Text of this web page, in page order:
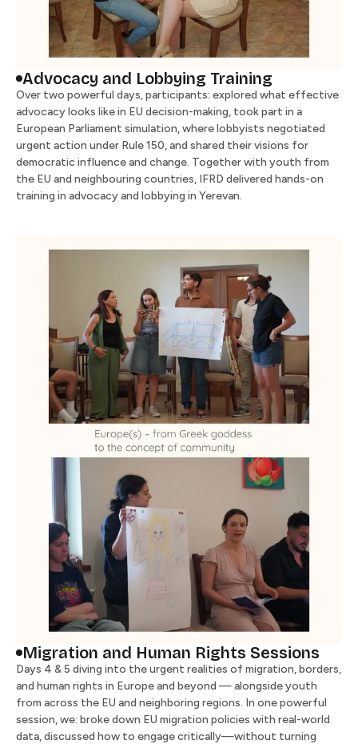
Advocacy and Lobbying Training​​​​‌ ‍ ​‍​‍‌‍ ‌ ​‍‌‍‍‌‌‍‌ ‌‍‍‌‌‍ ‍​‍​‍​ ‍‍​‍​‍‌ ​ ‌‍​‌‌‍ ‍‌‍‍‌‌ ‌​‌ ‍‌​‍ ‍‌‍‍‌‌‍ ​‍​‍​‍ ​​‍​‍‌‍‍​‌ ​‍‌‍‌‌‌‍‌‍​‍​‍​ ‍‍​‍​‍​‍ ‌ ​ ‌ ‌​‌ ‌‌‌‍‌​‌‍‍‌‌‍ ​‍ ‌‍‍‌‌‍ ‍‌ ‌​‌‍‌‌‌‍ ‍‌ ‌​​‍ ‌‍‌‌‌‍‌​‌‍‍‌‌ ‌​​‍ ‌‍ ‌‌‍ ‌‍‌​‌‍‌‌​ ‌‌ ​​‌ ​‍‌‍‌‌‌ ​ ‌‍‌‌‌‍ ‍‌ ‌​‌‍​‌‌ ‌​‌‍‍‌‌‍ ‌‍ ‍​ ‍ ‌‍‍‌‌‍‌​​ ‌‌‍‌‌‌‍​‍​ ​‌​ ‌​​ ‌ ​ ‌ ​ ​​‌‍‌‍​‍ ‌‌‍​‍​ ​​​ ‌‍​ ​‌​‍ ‌​ ‌​‌‍‌‌​ ​​‌‍‌‍​‍ ‌​ ‍‌​ ​​​ ‌‌​ ​ ​‍ ‌​ ‌​​ ‌‍‌‍​‌​ ​‌‌‍‌​‌‍‌‍​ ‌ ​ ​‌‌‍‌‌‌‍​ ‌‍‌‍‌‍​ ​ ‍ ‌ ‌​‌ ‍‌‌ ​​‌‍‌‌​ ‌‌ ​​‌ ​‍‌‍ ‌‍‍‍‌‍‌‌‌‍​ ‌ ‌​​ ‍ ‌ ​​‌‍​‌‌ ‌​‌‍‍​​ ‌‌‍‍ ‌‍‌‌‌ ‍‌‌​​‌‌‍​ ‌ ‌​‌‍‍‌‌ ‌‍‌‍‍‌‌ ‌​‌‍‍‌‌‍‌‌‌ ​ ​‍‌‌​ ‌‌‌​​‍‌‌ ‌‍‍ ‌‍‌‌‌ ‍‌​‍‌‌​ ​ ‌​‌​​‍‌‌​ ​ ‌​‌​​‍‌‌​ ​‍​ ​‍‌‍‌‌​ ​‍‌‍‌‌​ ‌‍​ ​‌​ ‍‌​ ‌ ‌‍​ ​ ‍​‌‍​ ​ ​‍​ ‍‌​‍‌‌​ ​‍​ ​‍​‍‌‌​ ‌‌‌​‌​​‍ ‍‌ ‌​‌‍‍‌‌ ‌​‌‍ ​‌‍‌‌​ ‌‍​‍‌‍​‌‌ ​ ‌‍‌‌‌‌‌‌‌ ​‍‌‍ ​​ ‌​‍‌‌​ ​‍‌​‌‍‌ ​ ‌ ‌​‌ ‌‌‌‍‌​‌‍‍‌‌‍ ​‍‌‍‌‍‍‌‌‍‌​​ ‌‌‍‌‌‌‍​‍​ ​‌​ ‌​​ ‌ ​ ‌ ​ ​​‌‍‌‍​‍ ‌‌‍​‍​ ​​​ ‌‍​ ​‌​‍ ‌​ ‌​‌‍‌‌​ ​​‌‍‌‍​‍ ‌​ ‍‌​ ​​​ ‌‌​ ​ ​‍ ‌​ ‌​​ ‌‍‌‍​‌​ ​‌‌‍‌​‌‍‌‍​ ‌ ​ ​‌‌‍‌‌‌‍​ ‌‍‌‍‌‍​ ​‍‌‍‌ ‌​‌ ‍‌‌ ​​‌‍‌‌​ ‌‌ ​​‌ ​‍‌‍ ‌‍‍‍‌‍‌‌‌‍​ ‌ ‌​​‍‌‍‌ ​​‌‍​‌‌ ‌​‌‍‍​​ ‌‌‍‍ ‌‍‌‌‌ ‍‌‌​​‌‌‍​ ‌ ‌​‌‍‍‌‌ ‌‍‌‍‍‌‌ ‌​‌‍‍‌‌‍‌‌‌ ​ ​‍‌‌​ ‌‌‌​​‍‌‌ ‌‍‍ ‌‍‌‌‌ ‍‌​‍‌‌​ ​ ‌​‌​​‍‌‌​ ​ ‌​‌​​‍‌‌​ ​‍​ ​‍‌‍‌‌​ ​‍‌‍‌‌​ ‌‍​ ​‌​ ‍‌​ ‌ ‌‍​ ​ ‍​‌‍​ ​ ​‍​ ‍‌​‍‌‌​ ​‍​ ​‍​‍‌‌​ ‌‌‌​‌​​‍ ‍‌ ‌​‌‍‍‌‌ ‌​‌‍ ​‌‍‌‌​‍‌‍‌ ​​‌‍‌‌‌ ​‍‌ ​ ‌ ​​‌‍‌‌‌‍​ ‌ ‌​‌‍‍‌‌ ‌‍‌‍‌‌​ ‌‌ ​​‌ ‌‌‌‍​‍‌‍ ​‌‍‍‌‌ ​ ‌‍‍​‌‍‌‌‌‍‌​​‍​‍‌ ‌
Over two powerful days, participants: explored what effective
advocacy looks like in EU decision-making, took part in a
European Parliament simulation, where lobbyists negotiated
urgent action under Rule 150, and shared their visions for
democratic influence and change. Together with youth from
the EU and neighbouring countries, IFRD delivered hands-on
training in advocacy and lobbying in Yerevan. ​​​​‌ ‍ ​‍​‍‌‍ ‌ ​‍‌‍‍‌‌‍‌ ‌‍‍‌‌‍ ‍​‍​‍​ ‍‍​‍​‍‌ ​ ‌‍​‌‌‍ ‍‌‍‍‌‌ ‌​‌ ‍‌​‍ ‍‌‍‍‌‌‍ ​‍​‍​‍ ​​‍​‍‌‍‍​‌ ​‍‌‍‌‌‌‍‌‍​‍​‍​ ‍‍​‍​‍​‍ ‌ ​ ‌ ‌​‌ ‌‌‌‍‌​‌‍‍‌‌‍ ​‍ ‌‍‍‌‌‍ ‍‌ ‌​‌‍‌‌‌‍ ‍‌ ‌​​‍ ‌‍‌‌‌‍‌​‌‍‍‌‌ ‌​​‍ ‌‍ ‌‌‍ ‌‍‌​‌‍‌‌​ ‌‌ ​​‌ ​‍‌‍‌‌‌ ​ ‌‍‌‌‌‍ ‍‌ ‌​‌‍​‌‌ ‌​‌‍‍‌‌‍ ‌‍ ‍​ ‍ ‌‍‍‌‌‍‌​​ ‌‌‍‌‌‌‍​‍​ ​‌​ ‌​​ ‌ ​ ‌ ​ ​​‌‍‌‍​‍ ‌‌‍​‍​ ​​​ ‌‍​ ​‌​‍ ‌​ ‌​‌‍‌‌​ ​​‌‍‌‍​‍ ‌​ ‍‌​ ​​​ ‌‌​ ​ ​‍ ‌​ ‌​​ ‌‍‌‍​‌​ ​‌‌‍‌​‌‍‌‍​ ‌ ​ ​‌‌‍‌‌‌‍​ ‌‍‌‍‌‍​ ​ ‍ ‌ ‌​‌ ‍‌‌ ​​‌‍‌‌​ ‌‌ ​​‌ ​‍‌‍ ‌‍‍‍‌‍‌‌‌‍​ ‌ ‌​​ ‍ ‌ ​​‌‍​‌‌ ‌​‌‍‍​​ ‌‌‍‍ ‌‍‌‌‌ ‍‌‌​​‌‌‍​ ‌ ‌​‌‍‍‌‌ ‌‍‌‍‍‌‌ ‌​‌‍‍‌‌‍‌‌‌ ​ ​‍‌‌​ ‌‌‌​​‍‌‌ ‌‍‍ ‌‍‌‌‌ ‍‌​‍‌‌​ ​ ‌​‌​​‍‌‌​ ​ ‌​‌​​‍‌‌​ ​‍​ ​‍‌‍‌‌​ ​‍‌‍‌‌​ ‌‍​ ​‌​ ‍‌​ ‌ ‌‍​ ​ ‍​‌‍​ ​ ​‍​ ‍‌​‍‌‌​ ​‍​ ​‍​‍‌‌​ ‌‌‌​‌​​‍ ‍‌‍‌​‌‍‌‌‌ ​ ‌‍​ ‌ ​‍‌‍‍‌‌ ​​‌ ‌​‌‍‍‌‌‍ ‌‍ ‍​ ‌‍​‍‌‍​‌‌ ​ ‌‍‌‌‌‌‌‌‌ ​‍‌‍ ​​ ‌​‍‌‌​ ​‍‌​‌‍‌ ​ ‌ ‌​‌ ‌‌‌‍‌​‌‍‍‌‌‍ ​‍‌‍‌‍‍‌‌‍‌​​ ‌‌‍‌‌‌‍​‍​ ​‌​ ‌​​ ‌ ​ ‌ ​ ​​‌‍‌‍​‍ ‌‌‍​‍​ ​​​ ‌‍​ ​‌​‍ ‌​ ‌​‌‍‌‌​ ​​‌‍‌‍​‍ ‌​ ‍‌​ ​​​ ‌‌​ ​ ​‍ ‌​ ‌​​ ‌‍‌‍​‌​ ​‌‌‍‌​‌‍‌‍​ ‌ ​ ​‌‌‍‌‌‌‍​ ‌‍‌‍‌‍​ ​‍‌‍‌ ‌​‌ ‍‌‌ ​​‌‍‌‌​ ‌‌ ​​‌ ​‍‌‍ ‌‍‍‍‌‍‌‌‌‍​ ‌ ‌​​‍‌‍‌ ​​‌‍​‌‌ ‌​‌‍‍​​ ‌‌‍‍ ‌‍‌‌‌ ‍‌‌​​‌‌‍​ ‌ ‌​‌‍‍‌‌ ‌‍‌‍‍‌‌ ‌​‌‍‍‌‌‍‌‌‌ ​ ​‍‌‌​ ‌‌‌​​‍‌‌ ‌‍‍ ‌‍‌‌‌ ‍‌​‍‌‌​ ​ ‌​‌​​‍‌‌​ ​ ‌​‌​​‍‌‌​ ​‍​ ​‍‌‍‌‌​ ​‍‌‍‌‌​ ‌‍​ ​‌​ ‍‌​ ‌ ‌‍​ ​ ‍​‌‍​ ​ ​‍​ ‍‌​‍‌‌​ ​‍​ ​‍​‍‌‌​ ‌‌‌​‌​​‍ ‍‌‍‌​‌‍‌‌‌ ​ ‌‍​ ‌ ​‍‌‍‍‌‌ ​​‌ ‌​‌‍‍‌‌‍ ‌‍ ‍​‍‌‍‌ ​​‌‍‌‌‌ ​‍‌ ​ ‌ ​​‌‍‌‌‌‍​ ‌ ‌​‌‍‍‌‌ ‌‍‌‍‌‌​ ‌‌ ​​‌ ‌‌‌‍​‍‌‍ ​‌‍‍‌‌ ​ ‌‍‍​‌‍‌‌‌‍‌​​‍​‍‌ ‌
Migration and Human Rights Sessions​​​​‌ ‍ ​‍​‍‌‍ ‌ ​‍‌‍‍‌‌‍‌ ‌‍‍‌‌‍ ‍​‍​‍​ ‍‍​‍​‍‌ ​ ‌‍​‌‌‍ ‍‌‍‍‌‌ ‌​‌ ‍‌​‍ ‍‌‍‍‌‌‍ ​‍​‍​‍ ​​‍​‍‌‍‍​‌ ​‍‌‍‌‌‌‍‌‍​‍​‍​ ‍‍​‍​‍​‍ ‌ ​ ‌ ‌​‌ ‌‌‌‍‌​‌‍‍‌‌‍ ​‍ ‌‍‍‌‌‍ ‍‌ ‌​‌‍‌‌‌‍ ‍‌ ‌​​‍ ‌‍‌‌‌‍‌​‌‍‍‌‌ ‌​​‍ ‌‍ ‌‌‍ ‌‍‌​‌‍‌‌​ ‌‌ ​​‌ ​‍‌‍‌‌‌ ​ ‌‍‌‌‌‍ ‍‌ ‌​‌‍​‌‌ ‌​‌‍‍‌‌‍ ‌‍ ‍​ ‍ ‌‍‍‌‌‍‌​​ ‌‌‍‌‌‌‍​‍​ ​‌​ ‌​​ ‌ ​ ‌ ​ ​​‌‍‌‍​‍ ‌‌‍​‍​ ​​​ ‌‍​ ​‌​‍ ‌​ ‌​‌‍‌‌​ ​​‌‍‌‍​‍ ‌​ ‍‌​ ​​​ ‌‌​ ​ ​‍ ‌​ ‌​​ ‌‍‌‍​‌​ ​‌‌‍‌​‌‍‌‍​ ‌ ​ ​‌‌‍‌‌‌‍​ ‌‍‌‍‌‍​ ​ ‍ ‌ ‌​‌ ‍‌‌ ​​‌‍‌‌​ ‌‌ ​​‌ ​‍‌‍ ‌‍‍‍‌‍‌‌‌‍​ ‌ ‌​​ ‍ ‌ ​​‌‍​‌‌ ‌​‌‍‍​​ ‌‌‍‍ ‌‍‌‌‌ ‍‌‌​​‌‌‍​ ‌ ‌​‌‍‍‌‌ ‌‍‌‍‍‌‌ ‌​‌‍‍‌‌‍‌‌‌ ​ ​‍‌‌​ ‌‌‌​​‍‌‌ ‌‍‍ ‌‍‌‌‌ ‍‌​‍‌‌​ ​ ‌​‌​​‍‌‌​ ​ ‌​‌​​‍‌‌​ ​‍​ ​‍‌‍​ ​ ​​‌‍‌‍‌‍​‍​ ‌ ‌‍​‌‌‍​‍​ ‍​​ ​‌‌‍​ ​ ‌ ​ ​​​‍‌‌​ ​‍​ ​‍​‍‌‌​ ‌‌‌​‌​​‍ ‍‌ ‌​‌‍‍‌‌ ‌​‌‍ ​‌‍‌‌​ ‌‍​‍‌‍​‌‌ ​ ‌‍‌‌‌‌‌‌‌ ​‍‌‍ ​​ ‌​‍‌‌​ ​‍‌​‌‍‌ ​ ‌ ‌​‌ ‌‌‌‍‌​‌‍‍‌‌‍ ​‍‌‍‌‍‍‌‌‍‌​​ ‌‌‍‌‌‌‍​‍​ ​‌​ ‌​​ ‌ ​ ‌ ​ ​​‌‍‌‍​‍ ‌‌‍​‍​ ​​​ ‌‍​ ​‌​‍ ‌​ ‌​‌‍‌‌​ ​​‌‍‌‍​‍ ‌​ ‍‌​ ​​​ ‌‌​ ​ ​‍ ‌​ ‌​​ ‌‍‌‍​‌​ ​‌‌‍‌​‌‍‌‍​ ‌ ​ ​‌‌‍‌‌‌‍​ ‌‍‌‍‌‍​ ​‍‌‍‌ ‌​‌ ‍‌‌ ​​‌‍‌‌​ ‌‌ ​​‌ ​‍‌‍ ‌‍‍‍‌‍‌‌‌‍​ ‌ ‌​​‍‌‍‌ ​​‌‍​‌‌ ‌​‌‍‍​​ ‌‌‍‍ ‌‍‌‌‌ ‍‌‌​​‌‌‍​ ‌ ‌​‌‍‍‌‌ ‌‍‌‍‍‌‌ ‌​‌‍‍‌‌‍‌‌‌ ​ ​‍‌‌​ ‌‌‌​​‍‌‌ ‌‍‍ ‌‍‌‌‌ ‍‌​‍‌‌​ ​ ‌​‌​​‍‌‌​ ​ ‌​‌​​‍‌‌​ ​‍​ ​‍‌‍​ ​ ​​‌‍‌‍‌‍​‍​ ‌ ‌‍​‌‌‍​‍​ ‍​​ ​‌‌‍​ ​ ‌ ​ ​​​‍‌‌​ ​‍​ ​‍​‍‌‌​ ‌‌‌​‌​​‍ ‍‌ ‌​‌‍‍‌‌ ‌​‌‍ ​‌‍‌‌​‍‌‍‌ ​​‌‍‌‌‌ ​‍‌ ​ ‌ ​​‌‍‌‌‌‍​ ‌ ‌​‌‍‍‌‌ ‌‍‌‍‌‌​ ‌‌ ​​‌ ‌‌‌‍​‍‌‍ ​‌‍‍‌‌ ​ ‌‍‍​‌‍‌‌‌‍‌​​‍​‍‌ ‌
Days 4 & 5 diving into the urgent realities of migration, borders,
and human rights in Europe and beyond — alongside youth
from across the EU and neighboring regions. In one powerful
session, we: broke down EU migration policies with real-world
data, discussed how to engage critically—without turning